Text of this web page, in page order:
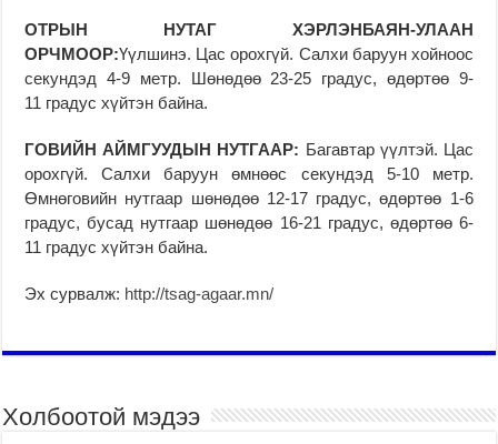
ОТРЫН НУТАГ ХЭРЛЭНБАЯН-УЛААН
ОРЧМООР:Үүлшинэ. Цас орохгүй. Салхи баруун хойноос
секундэд 4-9 метр. Шөнөдөө 23-25 градус, өдөртөө 9-
11 градус хүйтэн байна.
ГОВИЙН АЙМГУУДЫН НУТГААР: Багавтар үүлтэй. Цас
орохгүй. Салхи баруун өмнөөс секундэд 5-10 метр.
Өмнөговийн нутгаар шөнөдөө 12-17 градус, өдөртөө 1-6
градус, бусад нутгаар шөнөдөө 16-21 градус, өдөртөө 6-
11 градус хүйтэн байна.
Эх сурвалж: http://tsag-agaar.mn/
Холбоотой мэдээ